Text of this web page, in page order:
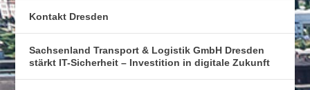
Kontakt Dresden
Sachsenland Transport & Logistik GmbH Dresden
stärkt IT-Sicherheit – Investition in digitale Zukunft